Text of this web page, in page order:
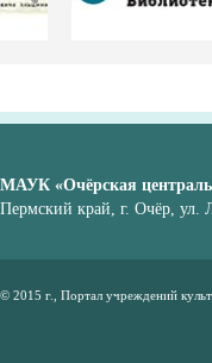
МАУК «Очёрская
Пермский край, г. Очёр, ул.
© 2015 г., Портал учреждений